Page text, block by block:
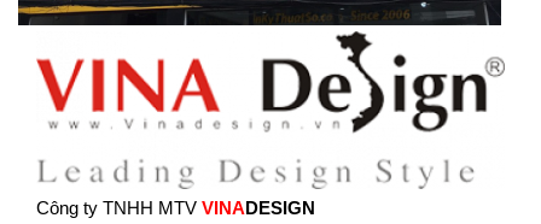
Công ty TNHH MTV VINADESIGN